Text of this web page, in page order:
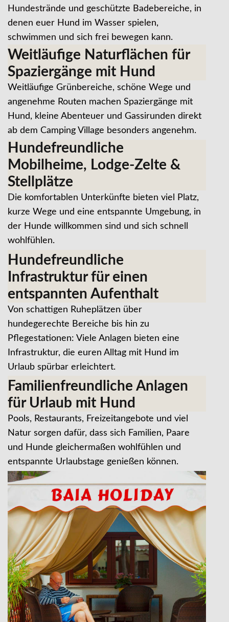
Hundestrände und geschützte Badebereiche, in
denen euer Hund im Wasser spielen,
schwimmen und sich frei bewegen kann.
Weitläufige Naturflächen für
Spaziergänge mit Hund
Weitläufige Grünbereiche, schöne Wege und
angenehme Routen machen Spaziergänge mit
Hund, kleine Abenteuer und Gassirunden direkt
ab dem Camping Village besonders angenehm.
Hundefreundliche
Mobilheime, Lodge-Zelte &
Stellplätze
Die komfortablen Unterkünfte bieten viel Platz,
kurze Wege und eine entspannte Umgebung, in
der Hunde willkommen sind und sich schnell
wohlfühlen.
Hundefreundliche
Infrastruktur für einen
entspannten Aufenthalt
Von schattigen Ruheplätzen über
hundegerechte Bereiche bis hin zu
Pflegestationen: Viele Anlagen bieten eine
Infrastruktur, die euren Alltag mit Hund im
Urlaub spürbar erleichtert.
Familienfreundliche Anlagen
für Urlaub mit Hund
Pools, Restaurants, Freizeitangebote und viel
Natur sorgen dafür, dass sich Familien, Paare
und Hunde gleichermaßen wohlfühlen und
entspannte Urlaubstage genießen können.